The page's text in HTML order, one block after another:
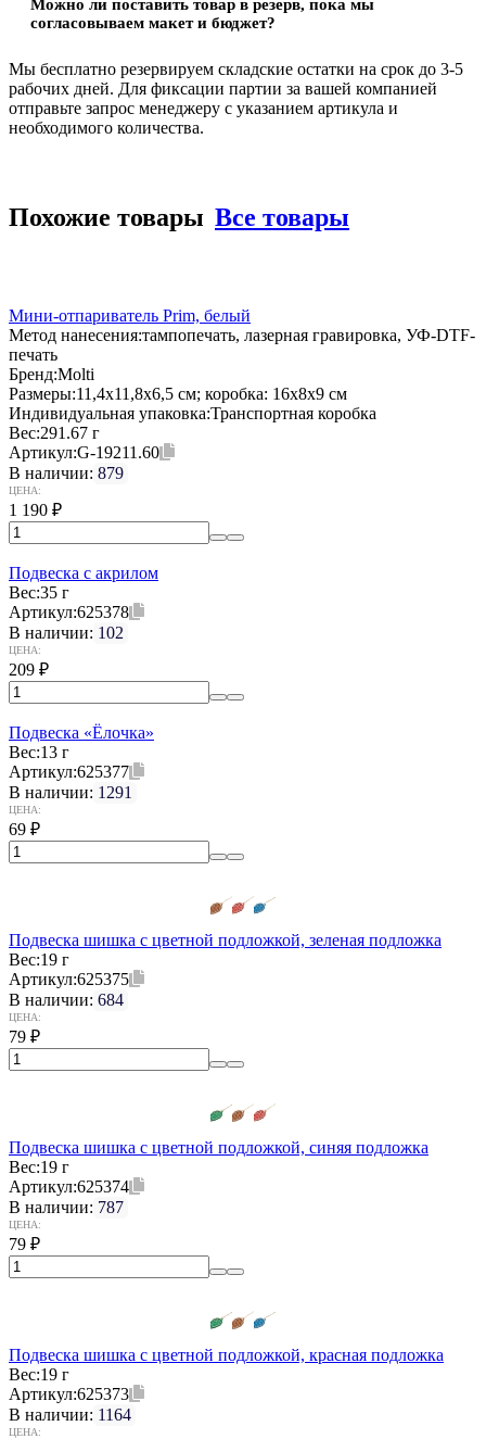
Можно ли поставить товар в резерв, пока мы
согласовываем макет и бюджет?
Мы бесплатно резервируем складские остатки на срок до 3-5
рабочих дней. Для фиксации партии за вашей компанией
отправьте запрос менеджеру с указанием артикула и
необходимого количества.
Похожие товары Все товары
Мини-отпариватель Prim, белый
Метод нанесения:тампопечать, лазерная гравировка, УФ-DTF-
печать
Бренд:Molti
Размеры:11,4х11,8х6,5 см; коробка: 16х8х9 см
Индивидуальная упаковка:Транспортная коробка
Вес:291.67 г
Артикул:G-19211.60
В наличии: 879
ЦЕНА:
1 190 ₽
Подвеска с акрилом
Вес:35 г
Артикул:625378
В наличии: 102
ЦЕНА:
209 ₽
Подвеска «Ёлочка»
Вес:13 г
Артикул:625377
В наличии: 1291
ЦЕНА:
69 ₽
Подвеска шишка с цветной подложкой, зеленая подложка
Вес:19 г
Артикул:625375
В наличии: 684
ЦЕНА:
79 ₽
Подвеска шишка с цветной подложкой, синяя подложка
Вес:19 г
Артикул:625374
В наличии: 787
ЦЕНА:
79 ₽
Подвеска шишка с цветной подложкой, красная подложка
Вес:19 г
Артикул:625373
В наличии: 1164
ЦЕНА: